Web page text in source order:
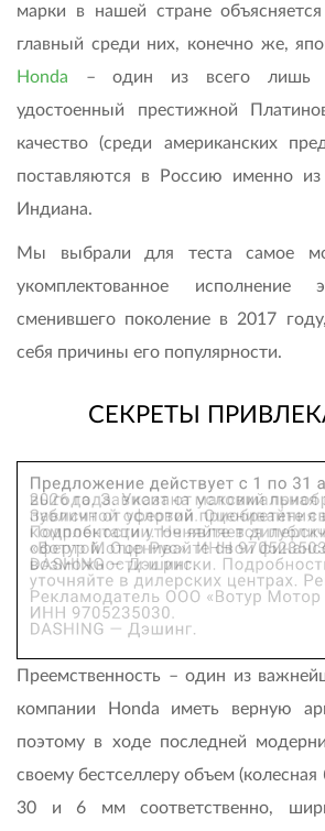
марки в нашей стране
главный среди них, конечно же,
Honda – один из всего лишь
удостоенный престижной
качество (среди американских
поставляются в Россию именно
Индиана.
Мы выбрали для теста самое
укомплектованное исполнение
сменившего поколение в 2017
себя причины его популярности.
СЕКРЕТЫ
Преемственность – один из
компании Honda иметь верную
поэтому в ходе последней
своему бестселлеру объем
30 и 6 мм соответственно,